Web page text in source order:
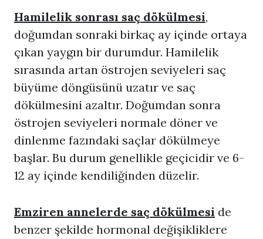
Hamilelik sonrası saç dökülmesi,
doğumdan sonraki birkaç ay içinde ortaya
çıkan yaygın bir durumdur. Hamilelik
sırasında artan östrojen seviyeleri saç
büyüme döngüsünü uzatır ve saç
dökülmesini azaltır. Doğumdan sonra
östrojen seviyeleri normale döner ve
dinlenme fazındaki saçlar dökülmeye
başlar. Bu durum genellikle geçicidir ve 6-
12 ay içinde kendiliğinden düzelir.
Emziren annelerde saç dökülmesi de
benzer şekilde hormonal değişikliklere